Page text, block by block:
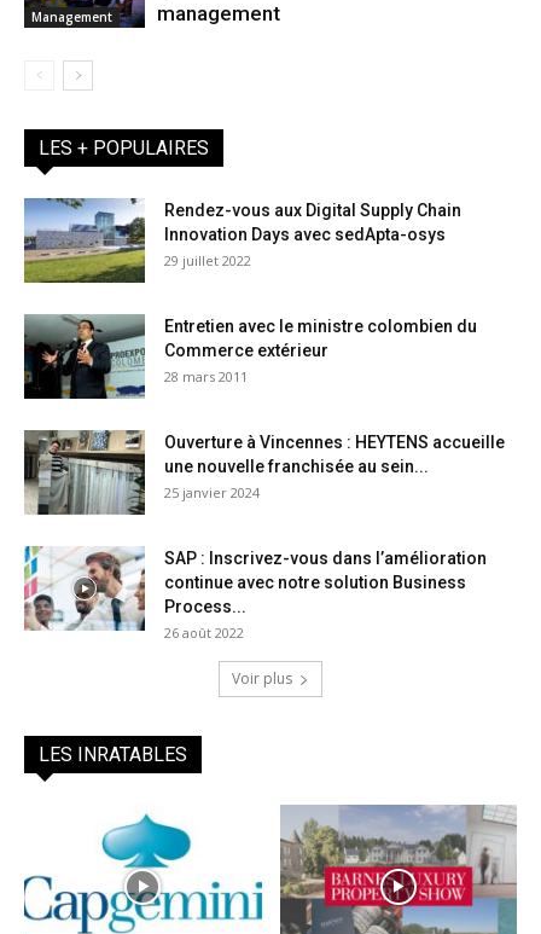
Management
management
LES + POPULAIRES
Rendez-vous aux Digital Supply Chain
Innovation Days avec sedApta-osys
29 juillet 2022
Entretien avec le ministre colombien du
Commerce extérieur
28 mars 2011
Ouverture à Vincennes : HEYTENS accueille
une nouvelle franchisée au sein...
25 janvier 2024
SAP : Inscrivez-vous dans l’amélioration
continue avec notre solution Business
Process...
26 août 2022
Voir plus
LES INRATABLES